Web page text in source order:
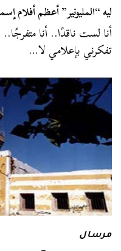
ليه “المليونير” أعظم
أنا لست ناقدًا.. أنا
تفكرني بإعلامي لا…
مرسال